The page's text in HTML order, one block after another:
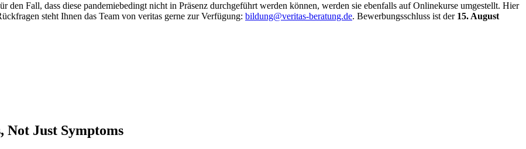
Fall, dass diese pandemiebedingt nicht in Präsenz durchgeführt werden können, werden sie ebenfalls auf Onlinekurse umgestellt. Hier
steht Ihnen das Team von veritas gerne zur Verfügung: bildung@veritas-beratung.de. Bewerbungsschluss ist der 15. August
Not Just Symptoms